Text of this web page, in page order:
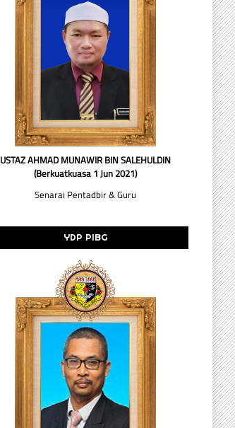
USTAZ AHMAD MUNAWIR BIN SALEHULDIN
(Berkuatkuasa 1 Jun 2021)
Senarai Pentadbir & Guru
YDP PIBG